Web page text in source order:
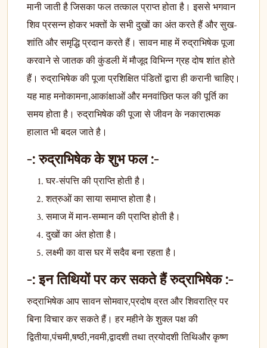
मानी जाती है जिसका फल तत्काल प्राप्त होता है। इससे भगवान
शिव प्रसन्न होकर भक्तों के सभी दुखों का अंत करते हैं और सुख-
शांति और समृद्धि प्रदान करते हैं। सावन माह में रुद्राभिषेक पूजा
करवाने से जातक की कुंडली में मौजूद विभिन्न ग्रह दोष शांत होते
हैं। रुद्राभिषेक की पूजा प्रशिक्षित पंडितों द्वारा ही करानी चाहिए।
यह माह मनोकामना,आकांक्षाओं और मनवांछित फल की पूर्ति का
समय होता है। रुद्राभिषेक की पूजा से जीवन के नकारात्मक
हालात भी बदल जाते है।
-:रुद्राभिषेक के शुभ फल :-
घर-संपत्ति की प्राप्ति होती है।
शत्रुओं का साया समाप्त होता है।
समाज में मान-सम्मान की प्राप्ति होती है।
दुखों का अंत होता है।
लक्ष्मी का वास घर में सदैव बना रहता है।
-:इन तिथियों पर कर सकते हैं रुद्राभिषेक :-
रुद्राभिषेक आप सावन सोमवार,प्रदोष व्रत और शिवरात्रि पर
बिना विचार कर सकते हैं। हर महीने के शुक्ल पक्ष की
द्वितीया,पंचमी,षष्ठी,नवमी,द्वादशी तथा त्रयोदशी तिथिऔर कृष्ण